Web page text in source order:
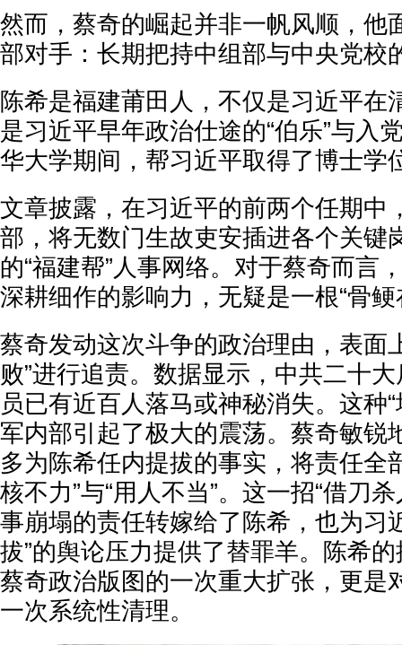
然而，蔡奇的崛起并非一帆风顺，他
部对手：长期把持中组部与中央党校
陈希是福建莆田人，不仅是习近平在
是习近平早年政治仕途的“伯乐”与入
华大学期间，帮习近平取得了博士学
文章披露，在习近平的前两个任期中
部，将无数门生故吏安插进各个关键
的“福建帮”人事网络。对于蔡奇而言
深耕细作的影响力，无疑是一根“骨鲠
蔡奇发动这次斗争的政治理由，表面
败”进行追责。数据显示，中共二十
员已有近百人落马或神秘消失。这种
军内部引起了极大的震荡。蔡奇敏锐
多为陈希任内提拔的事实，将责任全
核不力”与“用人不当”。这一招“借刀
事崩塌的责任转嫁给了陈希，也为习
拔”的舆论压力提供了替罪羊。陈希
蔡奇政治版图的一次重大扩张，更是
一次系统性清理。